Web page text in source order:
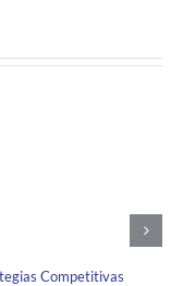
Competitivas